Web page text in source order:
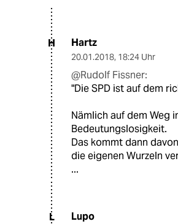
H Hartz
20.01.2018, 18:24 Uhr
@Rudolf Fissner:
"Die SPD ist auf dem
Nämlich auf dem Weg
Bedeutungslosigkeit.
Das kommt dann
die eigenen Wurzeln
...
L Lupo